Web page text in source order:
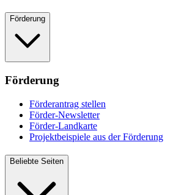
Förderung
Förderung
Förderantrag stellen
Förder-Newsletter
Förder-Landkarte
Projektbeispiele aus der Förderung
Beliebte Seiten